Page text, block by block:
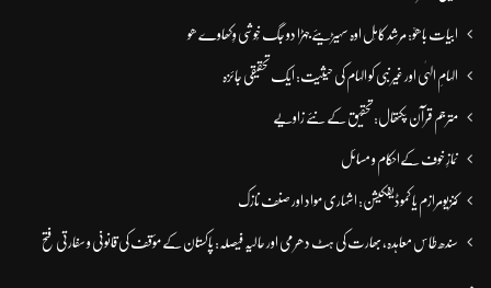
ابیات باھوؒ: مُرشد کامِل اوہ سہیڑیئے جہڑا دو جگ خُوشی وِکھاوے ھو
الہامِ الہٰی اور غیر نبی کو الہام کی حیثیت: ایک تحقیقی جائزہ
مترجم قرآن پکتھال: تحقیق کے نئے زاویے
نمازِ خوف کےاحکام و مسائل
کنزیومرازم یا کموڈیفکیشن: اشہاری مواد اور صنف نازک
سندھ طاس معاہدہ، بھارت کی ہٹ دھرمی اور حالیہ فیصلہ: پاکستان کے مؤقف کی قانونی و سفارتی فتح